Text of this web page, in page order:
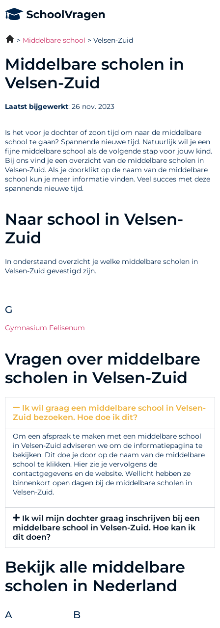
Middelbare school Velsen-Zuid
Middelbare scholen in
Velsen-Zuid
Laatst bijgewerkt: 26 nov. 2023
Is het voor je dochter of zoon tijd om naar de middelbare
school te gaan? Spannende nieuwe tijd. Natuurlijk wil je een
fijne middelbare school als de volgende stap voor jouw kind.
Bij ons vind je een overzicht van de middelbare scholen in
Velsen-Zuid. Als je doorklikt op de naam van de middelbare
school kun je meer informatie vinden. Veel succes met deze
spannende nieuwe tijd.
Naar school in Velsen-
Zuid
In onderstaand overzicht je welke middelbare scholen in
Velsen-Zuid gevestigd zijn.
G
Gymnasium Felisenum
Vragen over middelbare
scholen in Velsen-Zuid
Ik wil graag een middelbare school in Velsen-
Zuid bezoeken. Hoe doe ik dit?
Om een afspraak te maken met een middelbare school
in Velsen-Zuid adviseren we om de informatiepagina te
bekijken. Dit doe je door op de naam van de middelbare
school te klikken. Hier zie je vervolgens de
contactgegevens en de website. Wellicht hebben ze
binnenkort open dagen bij de middelbare scholen in
Velsen-Zuid.
Ik wil mijn dochter graag inschrijven bij een
middelbare school in Velsen-Zuid. Hoe kan ik
dit doen?
Bekijk alle middelbare
scholen in Nederland
A B